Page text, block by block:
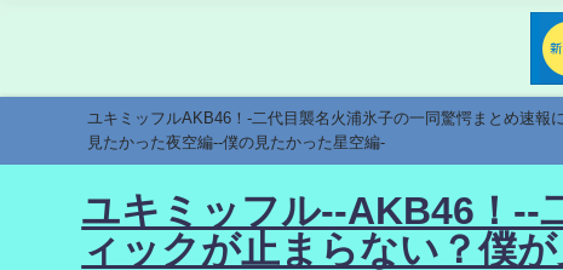
ユキミッフルAKB46！-二代目襲名火浦氷子の一同驚愕まとめ速
見たかった夜空編--僕の見たかった星空編-
ユキミッフル--AKB46！--
ィックが止まらない？僕